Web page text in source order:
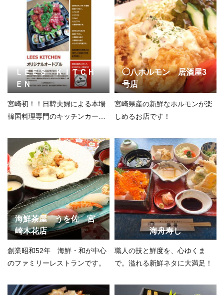
ＬＥＥＳ ＫＩＴＣＨ
ＥＮ
宮崎初！！日韓夫婦による本場
韓国料理専門のキッチンカーで
◯八ホルモン 居酒屋3
号店
宮崎県産の新鮮なホルモンが楽
しめるお店です！
海鮮茶屋 うを佐 宮
崎木花店
創業昭和52年 海鮮・和が中心
のファミリーレストランです。
海舟寿し
職人の技と鮮度を、心ゆくま
で。溢れる新鮮ネタに大満足！